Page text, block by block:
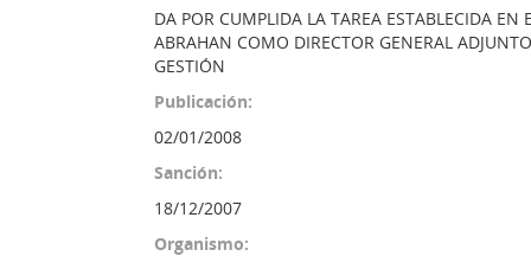
DA POR CUMPLIDA LA TAREA ESTABLECIDA EN
ABRAHAN COMO DIRECTOR GENERAL
GESTIÓN
Publicación:
02/01/2008
Sanción:
18/12/2007
Organismo: